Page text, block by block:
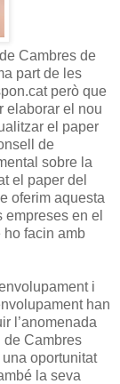
Cambres de
part de les
però que
elaborar el nou
el paper
de
sobre la
el paper del
oferim aquesta
empreses en el
ho facin amb
i
han
l’anomenada
de Cambres
oportunitat
la seva